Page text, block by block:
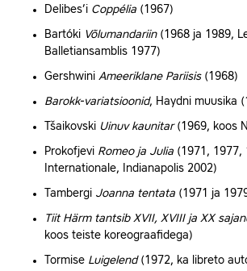
Delibes’i Coppélia (1967)
Bartóki Võlumandariin(1968 ja 1989,
Balletiansamblis 1977)
Gershwini Ameeriklane Pariisis(1968)
Barokk-variatsioonid, Haydni muusika
Tšaikovski Uinuv kaunitar(1969, koos
Prokofjevi Romeo ja Julia (1971, 1977,
Internationale,
Indianapolis 2002)
Tambergi Joanna tentata (1971 ja
Tiit Härm tantsib XVII, XVIII ja XX
koos teiste koreograafidega)
Tormise Luigelend(1972, ka libreto